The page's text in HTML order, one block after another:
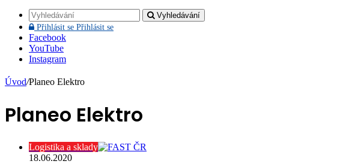
Vyhledávání
Přihlásit se Přihlásit se
Facebook
YouTube
Instagram
Úvod/Planeo Elektro
Planeo Elektro
Logistika a sklady
18.06.2020